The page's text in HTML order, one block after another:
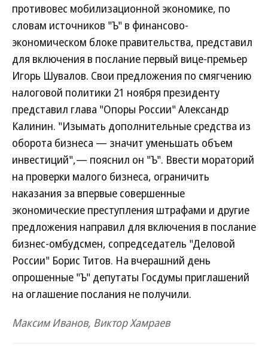
противовес мобилизационной экономике, по
словам источников "Ъ" в финансово-
экономическом блоке правительства, представил
для включения в послание первый вице-премьер
Игорь Шувалов. Свои предложения по смягчению
налоговой политики 21 ноября президенту
представил глава "Опоры России" Александр
Калинин. "Изымать дополнительные средства из
оборота бизнеса — значит уменьшать объем
инвестиций",— пояснил он "Ъ". Ввести мораторий
на проверки малого бизнеса, ограничить
наказания за впервые совершенные
экономические преступления штрафами и другие
предложения направил для включения в послание
бизнес-омбудсмен, сопредседатель "Деловой
России" Борис Титов. На вчерашний день
опрошенные "Ъ" депутаты Госдумы приглашений
на оглашение послания не получили.
Максим Иванов, Виктор Хамраев